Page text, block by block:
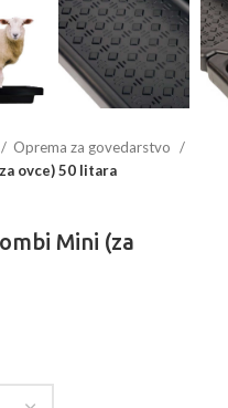
Oprema za govedarstvo
ovce) 50 litara
Mini (za